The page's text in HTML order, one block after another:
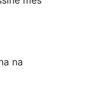
na